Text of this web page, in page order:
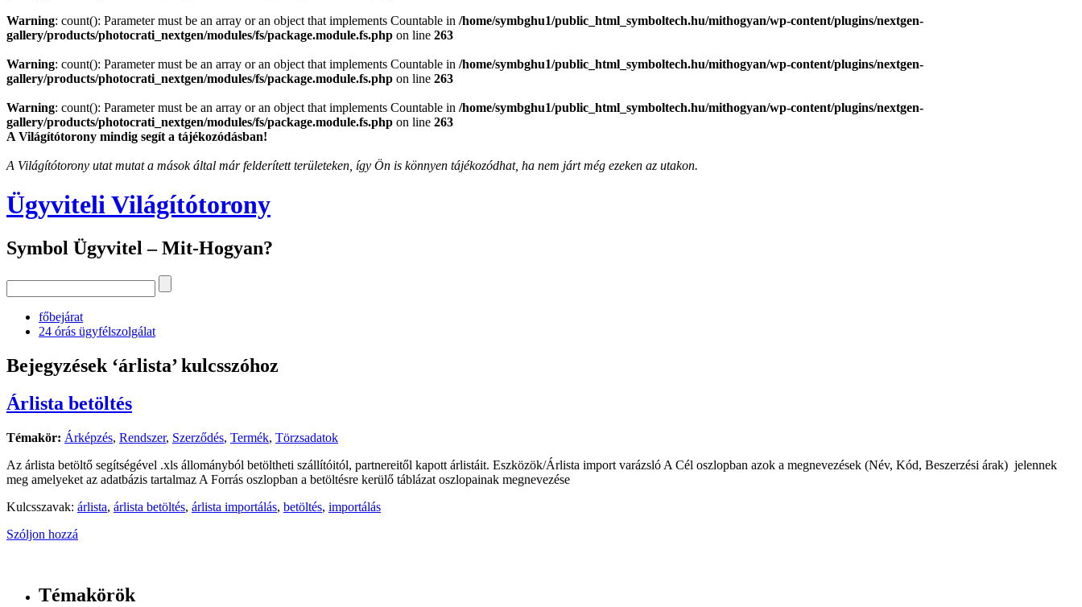
Warning: count(): Parameter must be an array or an object that implements Countable in /home/symbghu1/public_html_symboltech.hu/mithogyan/wp-content/plugins/nextgen-
gallery/products/photocrati_nextgen/modules/fs/package.module.fs.php on line 263
Warning: count(): Parameter must be an array or an object that implements Countable in /home/symbghu1/public_html_symboltech.hu/mithogyan/wp-content/plugins/nextgen-
gallery/products/photocrati_nextgen/modules/fs/package.module.fs.php on line 263
Warning: count(): Parameter must be an array or an object that implements Countable in /home/symbghu1/public_html_symboltech.hu/mithogyan/wp-content/plugins/nextgen-
gallery/products/photocrati_nextgen/modules/fs/package.module.fs.php on line 263
A Világítótorony mindig segít a tájékozódásban!
A Világítótorony utat mutat a mások által már felderített területeken, így Ön is könnyen tájékozódhat, ha nem járt még ezeken az utakon.
Ügyviteli Világítótorony
Symbol Ügyvitel – Mit-Hogyan?
főbejárat
24 órás ügyfélszolgálat
Bejegyzések ‘árlista’ kulcsszóhoz
Árlista betöltés
Témakör: Árképzés, Rendszer, Szerződés, Termék, Törzsadatok
Az árlista betöltő segítségével .xls állományból betöltheti szállítóitól, partnereitől kapott árlistáit. Eszközök/Árlista import varázsló A Cél oszlopban azok a megnevezések (Név, Kód, Beszerzési árak) jelennek
meg amelyeket az adatbázis tartalmaz A Forrás oszlopban a betöltésre kerülő táblázat oszlopainak megnevezése
Kulcsszavak: árlista, árlista betöltés, árlista importálás, betöltés, importálás
Szóljon hozzá
Témakörök